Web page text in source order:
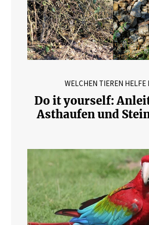
WELCHEN TIEREN HELFE
Do it yourself:
Asthaufen und